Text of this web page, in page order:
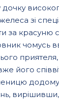
зі
за красуню
чомусь
його
додому